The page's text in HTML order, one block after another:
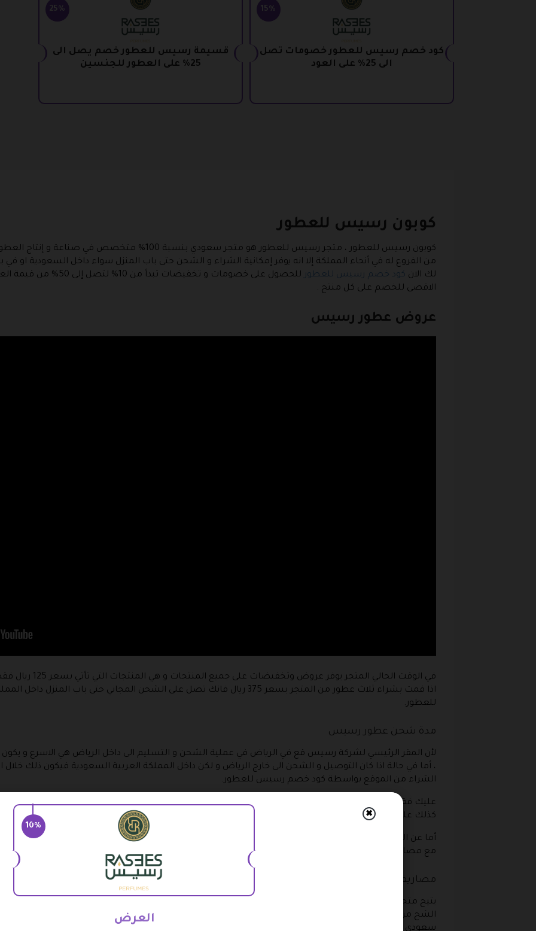
15%
كود خصم رسيس للعطور خصومات تصل
الى 25% على العود
25%
قسيمة رسيس للعطور خصم يصل الى
25% على العطور للجنسين
كوبون رسيس للعطور
كوبون رسيس للعطور
، متجر رسيس للعطور هو متجر سعودي بنسبة 100% متخصص
من الفروع له في أنحاء المملكة إلا انه يوفر إمكانية الشراء و الشحن حتى باب المنزل سواء داخل السعودية او
لك الان كود خصم رسيس للعطور
للحصول على خصومات و
الاقصى للخصم على كل منتج .
عروض عطور رسيس
في الوقت الحالي
اذا قمت بشراء ثلاث عطور من المتجر بسعر 375 ريال فانك تصل على الشحن المجاني
للعطور.
مدة شحن عطور رسيس
لأن المقر الرئيسي لشركة رسيس قع في الرياض في عملية الشحن و التسليم الى داخل الرياض هي الاسرع و
، أما في حالة اذا كان التوصيل و الشحن الى خارج الرياض و لكن داخل المملكة العربية السعودية فيكون ذلك
الشراء من الموقع بواسطة كود خصم رسيس للعطور.
عليك فقط أن تراعي أن الشركة تأخذ عطلات أسبوعية وكذلك عطلات في المناسبات الدينية و الوطنية و بالتالي
كذلك عليك ان تراعي فترة العروض و الخصومات و التي يكثر فيه الطلب على المنتجات .
أما عن الشحن الى خارج المملكة العربية السعودي الى دول الخليج مثل الكويت و عمان و البحرين و قطر
مع مصاريف شحن مختلفة و كذلك هناك رسوم جمركية .
مصاريف شحن رسيس للعطور
يتيح متجر رسيس للعطور الشحن حتى باب المنزل داخل المملكة العربية السعودية فقط وبعد الشراء
سعودي بعد الشراء من المتجر بواسطة كود خصم رسيس للعطور، أما في باقي المدن فيمكنك الاعتماد على
10%
✖
العرض